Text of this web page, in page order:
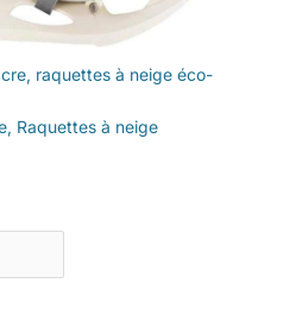
raquettes à neige éco-
, Raquettes à neige